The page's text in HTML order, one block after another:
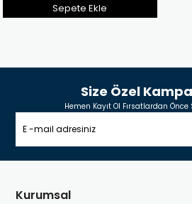
Sepete Ekle
Size Özel
Hemen Kayıt Ol Fırsatlardan
Kurumsal